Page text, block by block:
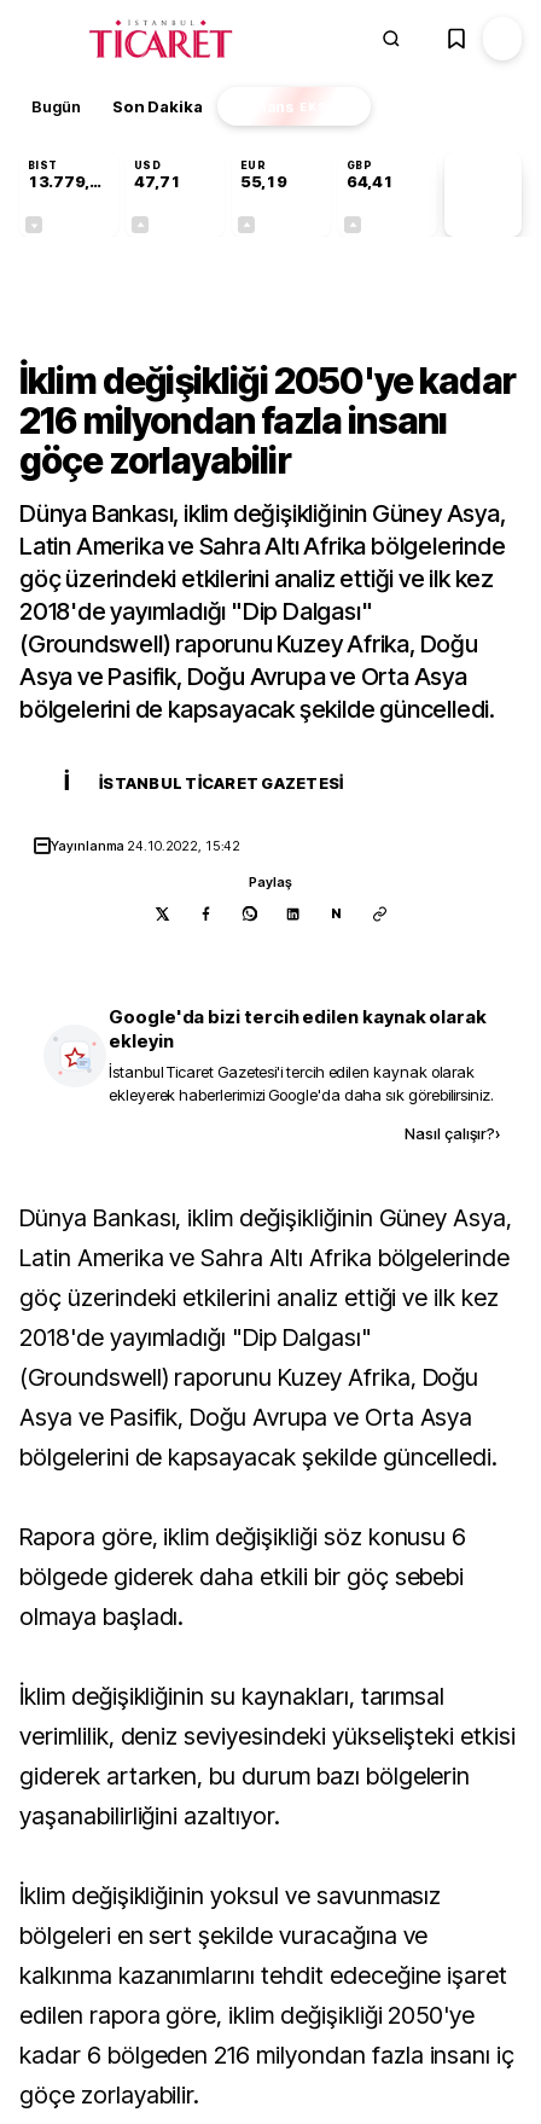
Bugün Son Dakika Finans EKSTRA
BIST
13.779,39
USD
47,71
EUR
55,19
GBP
64,41
İklim değişikliği 2050'ye kadar
216 milyondan fazla insanı
göçe zorlayabilir
Dünya Bankası, iklim değişikliğinin Güney Asya,
Latin Amerika ve Sahra Altı Afrika bölgelerinde
göç üzerindeki etkilerini analiz ettiği ve ilk kez
2018'de yayımladığı "Dip Dalgası"
(Groundswell) raporunu Kuzey Afrika, Doğu
Asya ve Pasifik, Doğu Avrupa ve Orta Asya
bölgelerini de kapsayacak şekilde güncelledi.
İ İSTANBUL TICARET GAZETESI
Yayınlanma 24.10.2022, 15:42
Paylaş
N
Google'da bizi tercih edilen kaynak olarak
ekleyin
İstanbul Ticaret Gazetesi'i tercih edilen kaynak olarak
ekleyerek haberlerimizi Google'da daha sık görebilirsiniz.
Nasıl çalışır?›
Dünya Bankası, iklim değişikliğinin Güney Asya,
Latin Amerika ve Sahra Altı Afrika bölgelerinde
göç üzerindeki etkilerini analiz ettiği ve ilk kez
2018'de yayımladığı "Dip Dalgası"
(Groundswell) raporunu Kuzey Afrika, Doğu
Asya ve Pasifik, Doğu Avrupa ve Orta Asya
bölgelerini de kapsayacak şekilde güncelledi.
Rapora göre, iklim değişikliği söz konusu 6
bölgede giderek daha etkili bir göç sebebi
olmaya başladı.
İklim değişikliğinin su kaynakları, tarımsal
verimlilik, deniz seviyesindeki yükselişteki etkisi
giderek artarken, bu durum bazı bölgelerin
yaşanabilirliğini azaltıyor.
İklim değişikliğinin yoksul ve savunmasız
bölgeleri en sert şekilde vuracağına ve
kalkınma kazanımlarını tehdit edeceğine işaret
edilen rapora göre, iklim değişikliği 2050'ye
kadar 6 bölgeden 216 milyondan fazla insanı iç
göçe zorlayabilir.